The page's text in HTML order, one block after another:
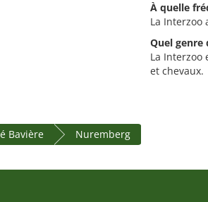
À quelle
La Interzoo
Quel genre
La Interzoo
et chevaux.
Bavière Nuremberg